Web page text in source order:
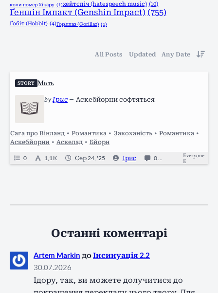
коли помер Хікару (1)хейтспіч (hatespeech music) (10)
Ґеншін Імпакт (Genshin Impact) (755)
Ґобіт (Hobbit) (4)Ґоріллаз (Gorillaz) (1)
All Posts Updated Any Date
STORY Мить
byІрис — Аскебйорни софтяться
Сага про Вінланд • Романтика • Закоханість • Романтика •
Аскебйорни • Аскелад • Бйорн
0 1,1 K Сер 24, '25 Ірис 0 Completed
Everyone
E
Останні коментарі
Artem Markin доІнсинуація 2.2
30.07.2026
Ідору, так, ви можете долучитися до